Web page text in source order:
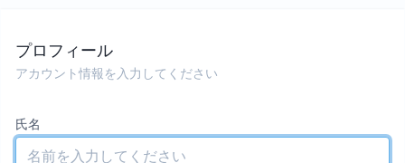
プロフィール
アカウント情報を入力してください
氏名